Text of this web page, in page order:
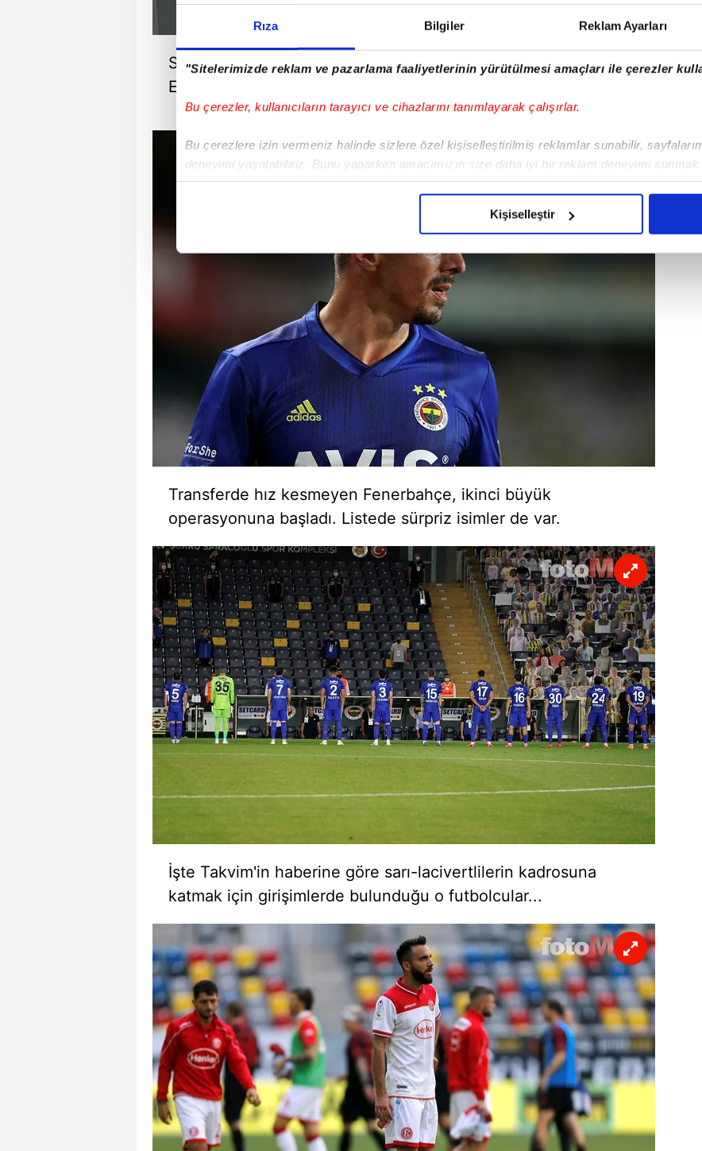
Rıza Bilgiler Reklam Ayarları
"Sitelerimizde reklam ve pazarlama faaliyetlerinin yürütülmesi amaçları ile çerezler
Bu çerezler, kullanıcıların tarayıcı ve cihazlarını tanımlayarak çalışırlar.
Bu çerezlere izin vermeniz halinde sizlere özel kişiselleştirilmiş reklamlar sunabilir,
deneyimi yaşatabiliriz. Bunu yaparken amacımızın size daha iyi bir reklam deneyimi
içerikleri sunabilmek adına elimizden gelen çabayı gösterdiğimizi ve bu noktada,
Sizlere daha iyi bir hizmet sunabilmek için İnternet Sitemizde kendimize ve üçüncü kişilere ait
çerezler vasıtasıyla çeşitli kişisel verileriniz işlenmekte olup gerekli olan çerezler bilgi
amacıyla kullanılmaktadır. Diğer çerezler, sitemizin daha işlevsel kılınması ve
reklam/pazarlama faaliyetlerinin yapılması, amaçlarıyla sınırlı olarak açık rızanız dahilinde
Çerezlere ilişkin tercihlerinizi aşağıda yer alan panel vasıtasıyla belirleyebilirsiniz. Çerezlere
butonuna tıklayabilir,
Çerez Bilgilendirme Metnimiziziyaret edebilirsiniz.
6698 sayılı Kişisel Verilerin Korunması Kanunu uyarınca hazırlanmış Aydınlatma Metnimizi
mevzuata uygun olarak kullanılan çerezlerle ilgili bilgi almak için lütfen
Kişiselleştir
Sarı-lacivertli takım Mert Hakan Yandaş, Gökhan Gönül, Caner
Erkin ve Filip Novak'ı renklerine bağladığını duyurmuştu.
Transferde hız kesmeyen Fenerbahçe, ikinci büyük
operasyonuna başladı. Listede sürpriz isimler de var.
İşte Takvim'in haberine göre sarı-lacivertlilerin kadrosuna
katmak için girişimlerde bulunduğu o futbolcular...